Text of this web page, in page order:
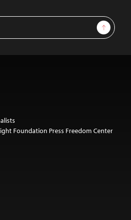
Sign Up
Foundation Press Freedom Center